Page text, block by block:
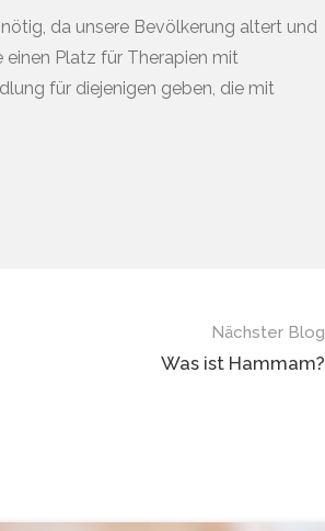
da unsere Bevölkerung altert und
Platz für Therapien mit
für diejenigen geben, die mit
Nächster Blog
Was ist Hammam?